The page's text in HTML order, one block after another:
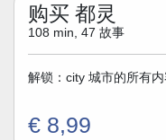
购买 都灵
108 min, 47 故事
解锁：city 城市的所有
€ 8,99